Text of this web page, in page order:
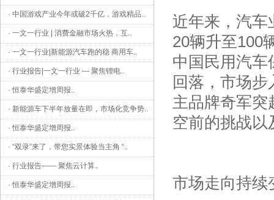
· 中国游戏产业今年或破2千亿，游戏精品..
· 一文一行业 | 消费金融市场火热，互..
· 一文一行业|新能源汽车跑的稳 商用车..
· 行业报告|一文一行业 — 聚焦锂电..
·恒泰华盛定增周报..
· 新能源车下半年放量在即，市场化竞争势..
·恒泰华盛定增周报..
· “双录”来了，带您实景体验当主角 “..
· 行业报告—— 聚焦云计算..
·恒泰华盛定增周报..
近年来，汽车
20辆升至100
中国民用汽车
回落，市场
主品牌奇军
空前的挑战以
市场走向持续